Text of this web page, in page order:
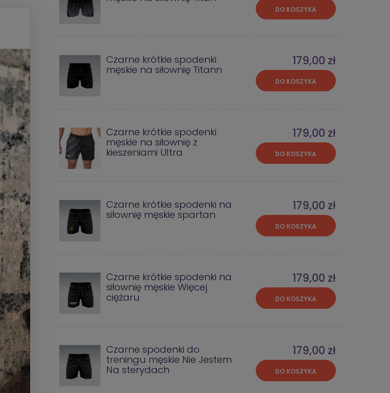
DO KOSZYKA
Czarne krótkie spodenki
męskie na siłownię Titann
179,00 zł
DO KOSZYKA
Czarne krótkie spodenki
męskie na siłownię z
kieszeniami Ultra
179,00 zł
DO KOSZYKA
Czarne krótkie spodenki na
siłownię męskie spartan
179,00 zł
DO KOSZYKA
Czarne krótkie spodenki na
siłownię męskie Więcej
ciężaru
179,00 zł
DO KOSZYKA
Czarne spodenki do
treningu męskie Nie Jestem
Na sterydach
179,00 zł
DO KOSZYKA